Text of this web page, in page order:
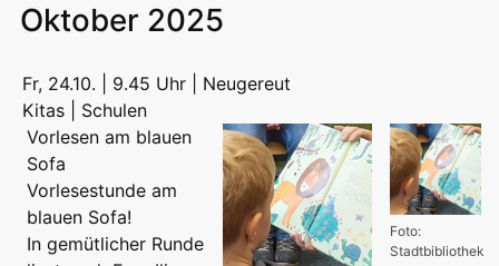
Oktober 2025
Fr, 24.10. | 9.45 Uhr | Neugereut
Kitas | Schulen
Foto:
Stadtbibliothek
Vorlesen am blauen
Sofa
Vorlesestunde am
blauen Sofa!
In gemütlicher Runde